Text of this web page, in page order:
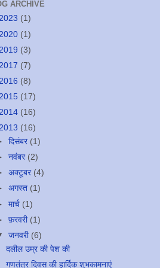
ARCHIVE
(1)
2020 (1)
2019 (3)
2017 (7)
2016 (8)
(17)
(16)
(16)
दिसंबर (1)
नवंबर (2)
अक्टूबर (4)
अगस्त (1)
मार्च (1)
फ़रवरी (1)
जनवरी (6)
दलील उम्र की पेश की
गणतंत्र दिवस की हार्दिक शुभकामनाएं